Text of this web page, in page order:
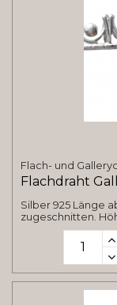
Flach- und
Flachdraht
Silber 925 Länge
zugeschnitten.